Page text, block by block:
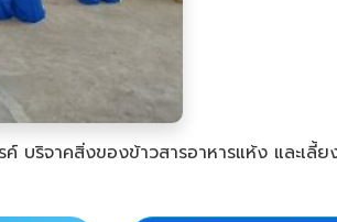
บริจาคสิ่งของข้าวสารอาหารแห้ง และเลี้ย